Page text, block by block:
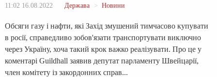
11:02 16.08.2022 Держава Новини
Обсяги газу і нафти, які Захід змушений тимчасово купувати
в росії, справедливо зобов'язати транспортувати виключно
через Україну, хоча такий крок важко реалізувати. Про це у
коментарі Guildhall заявив депутат парламенту Швейцарії,
член комітету із закордонних справ...